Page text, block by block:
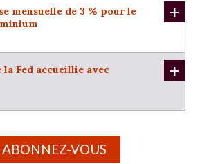
mensuelle de 3 % pour le
+
la Fed accueillie avec
+
ABONNEZ-VOUS